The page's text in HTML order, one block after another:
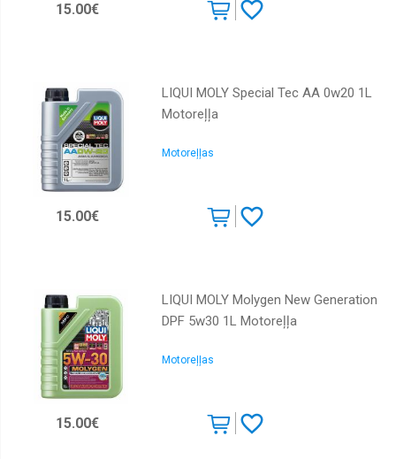
15.00€
LIQUI MOLY Special Tec AA 0w20 1L
Motoreļļa
Motoreļļas
15.00€
LIQUI MOLY Molygen New Generation
DPF 5w30 1L Motoreļļa
Motoreļļas
15.00€